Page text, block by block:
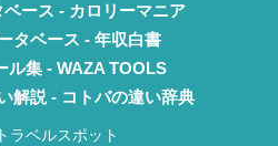
ベース - カロリーマニア
タベース - 年収白書
ル集 - WAZA TOOLS
解説 - コトバの違い辞典
ラベルスポット